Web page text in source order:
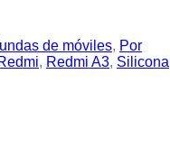
de móviles, Por
, Redmi A3, Silicona